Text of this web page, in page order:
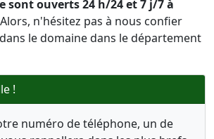
sont ouverts 24 h/24 et 7 j/7 à
n'hésitez pas à nous confier
le domaine dans le département
!
numéro de téléphone, un de